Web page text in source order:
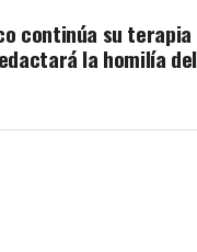
continúa su terapia
la homilía del